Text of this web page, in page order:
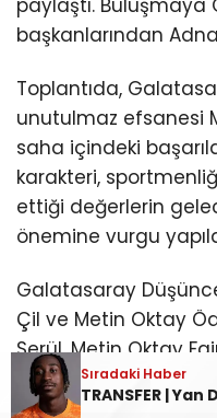
Sıradaki Haber
başkanlarından
Toplantıda,
unutulmaz efsanesi
saha içindeki
karakteri,
ettiği değerlerin
önemine vurgu
Galatasaray
Çil ve Metin Oktay
Serül, Metin Oktay
sportif başarıyı
olmadığını; fair play
Sıradaki Haber